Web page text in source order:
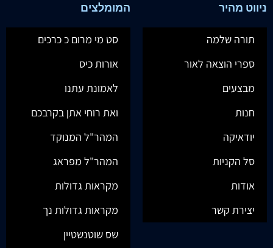
ניווט מהיר
תורה שלמה
ספרי הוצאה לאור
מבצעים
חנות
יודאיקה
סל הקניות
אודות
יצירת קשר
המומלצים
סט מי מרום כ כרכים
אורות כיס
לאמונת עתנו
ואת רוחי אתן בקרבכם
המהר"ל המנוקד
המהר"ל מפראג
מקראות גדולות
מקראות גדולות נך
שס שוטנשטיין